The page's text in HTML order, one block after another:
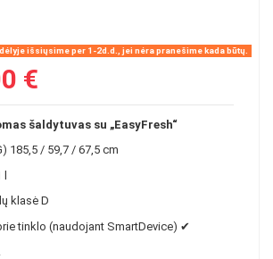
išsiųsime per 1-2d.d., jei nėra pranešime kada būtų.
€
šaldytuvas su „EasyFresh“
185,5 / 59,7 / 67,5 cm
l
klasė D
tinklo (naudojant SmartDevice) ✔